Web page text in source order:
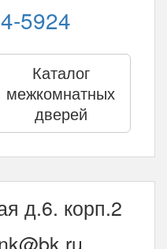
5924
Каталог
межкомнатных
дверей
д.6. корп.2